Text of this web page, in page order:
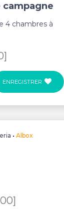
campagne
4 chambres à
ENREGISTRER
•Albox